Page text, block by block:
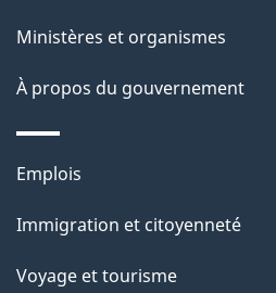
a
g
e
Ministères et organismes
À propos du gouvernement
Thèmes
sujets
Emplois
Immigration et citoyenneté
Voyage et tourisme